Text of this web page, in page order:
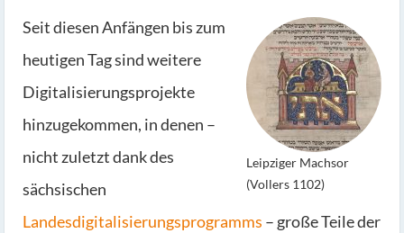
Leipziger Machsor
(Vollers 1102)
Seit diesen Anfängen bis zum
heutigen Tag sind weitere
Digitalisierungsprojekte
hinzugekommen, in denen –
nicht zuletzt dank des
sächsischen
Landesdigitalisierungsprogramms – große Teile der